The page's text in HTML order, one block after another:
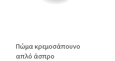
Πώμα κρεμοσάπουνο
απλό άσπρο